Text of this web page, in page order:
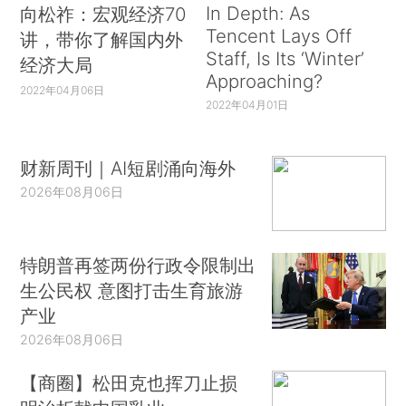
向松祚：宏观经济70
讲，带你了解国内外
经济大局
2022年04月06日
In Depth: As
Tencent Lays Off
Staff, Is Its ‘Winter’
Approaching?
2022年04月01日
财新周刊｜AI短剧涌向海外
2026年08月06日
特朗普再签两份行政令限制出
生公民权 意图打击生育旅游
产业
2026年08月06日
【商圈】松田克也挥刀止损